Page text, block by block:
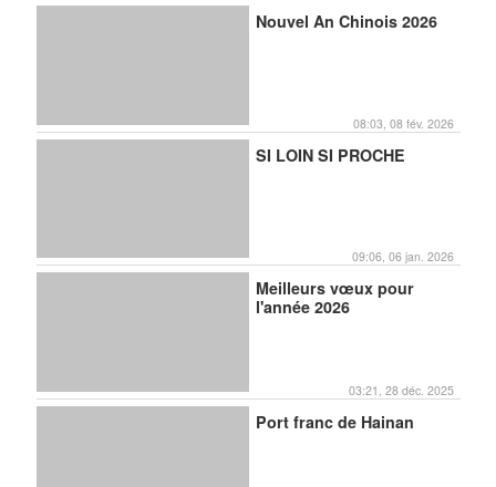
Nouvel An Chinois 2026
08:03, 08 fév. 2026
SI LOIN SI PROCHE
09:06, 06 jan. 2026
Meilleurs vœux pour
l'année 2026
03:21, 28 déc. 2025
Port franc de Hainan